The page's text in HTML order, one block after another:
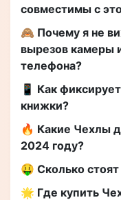
совместимы с
🙈 Почему я не
вырезов камеры
телефона?
📱 Как
книжки?
🔥 Какие Чехлы
2024 году?
🤑 Сколько
🌟 Где купить